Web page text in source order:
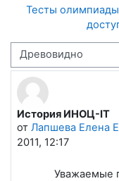
Тесты
Режим отображения
История ИНОЦ-IT
от Лапшева Елена
2011, 12:17
Количество
Уважаемые